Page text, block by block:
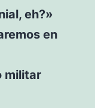
eh?»
en
militar